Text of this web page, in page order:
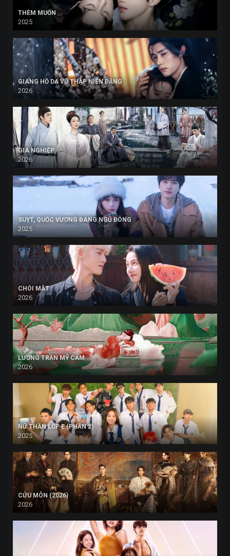
THÈM MUỐN
2025
GIANG HỒ DẠ VŨ THẬP NIÊN ĐĂNG
2026
GIA NGHIỆP
2026
SUỴT, QUỐC VƯƠNG ĐANG NGỦ ĐÔNG
2025
CHÓI MẮT
2026
LƯƠNG TRẦN MỸ CẨM
2026
NỮ THẦN LỚP E (PHẦN 2)
2025
CỬU MÔN (2026)
2026